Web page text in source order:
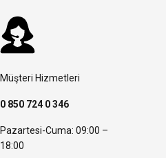
Müşteri Hizmetleri
0 850 724 0 346
Pazartesi-Cuma: 09:00 –
18:00